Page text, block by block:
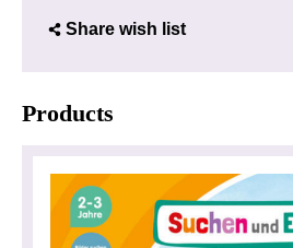
Share wish list
Products